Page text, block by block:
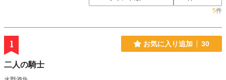
5件
1 お気に入り追加 30
二人の騎士